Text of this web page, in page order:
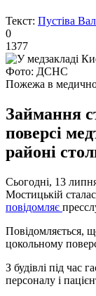
Текст: Пустіва
0
1377
Фото: ДСНС
Пожежа в
Займання
поверсі
районі
Сьогодні, 13
Мостицькій
повідомляє
Повідомляється,
цокольному
З будівлі під час
персоналу і